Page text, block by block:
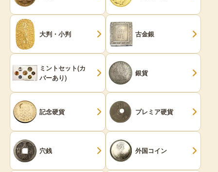
大判・小判 古金銀
ミントセット(カ
バーあり)
銀貨
記念硬貨 プレミア硬貨
穴銭 外国コイン